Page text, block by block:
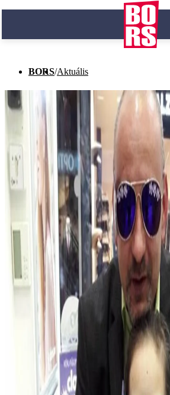
BORS/Aktuális